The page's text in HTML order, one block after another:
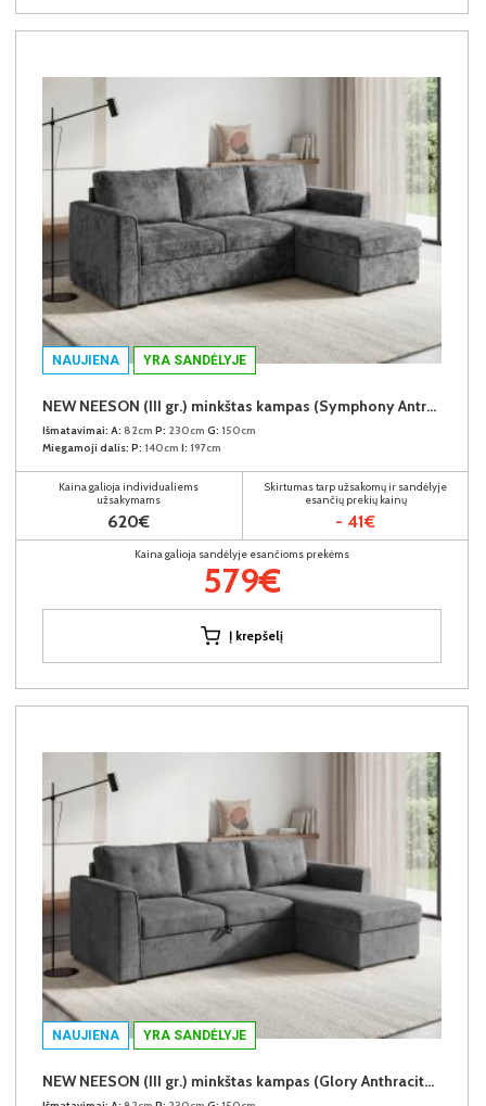
NAUJIENA YRA SANDĖLYJE
NEW NEESON (III gr.) minkštas kampas (Symphony Antracite-20)
Išmatavimai: A: 82cm P: 230cm G: 150cm
Miegamoji dalis: P: 140cm I: 197cm
Kaina galioja individualiems
užsakymams
620€
Skirtumas tarp užsakomų ir sandėlyje
esančių prekių kainų
- 41€
Kaina galioja sandėlyje esančioms prekėms
579€
Į krepšelį
NAUJIENA YRA SANDĖLYJE
NEW NEESON (III gr.) minkštas kampas (Glory Anthracite-18)